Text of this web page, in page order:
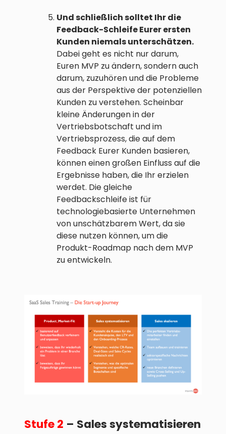
Und schließlich solltet Ihr die
Feedback-Schleife Eurer ersten
Kunden niemals unterschätzen.
Dabei geht es nicht nur darum,
Euren MVP zu ändern, sondern auch
darum, zuzuhören und die Probleme
aus der Perspektive der potenziellen
Kunden zu verstehen. Scheinbar
kleine Änderungen in der
Vertriebsbotschaft und im
Vertriebsprozess, die auf dem
Feedback Eurer Kunden basieren,
können einen großen Einfluss auf die
Ergebnisse haben, die Ihr erzielen
werdet. Die gleiche
Feedbackschleife ist für
technologiebasierte Unternehmen
von unschätzbarem Wert, da sie
diese nutzen können, um die
Produkt-Roadmap nach dem MVP
zu entwickeln.
Stufe 2 – Sales systematisieren